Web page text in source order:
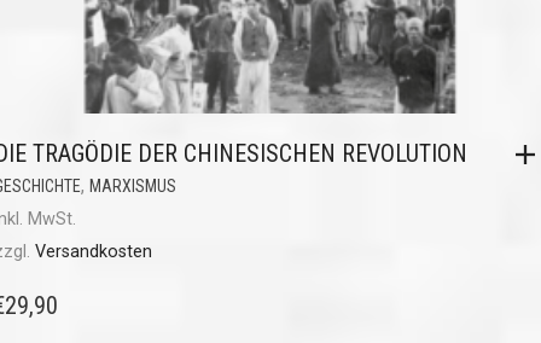
TRAGÖDIE DER CHINESISCHEN REVOLUTION
, MARXISMUS
MwSt.
Versandkosten
29,90